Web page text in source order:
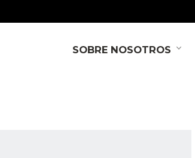
SOBRE NOSOTROS